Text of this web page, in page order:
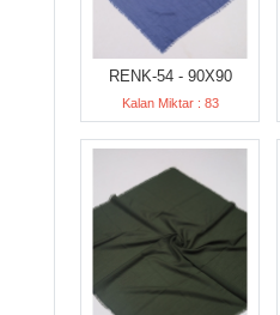
RENK-54 - 90X90
Kalan Miktar : 83